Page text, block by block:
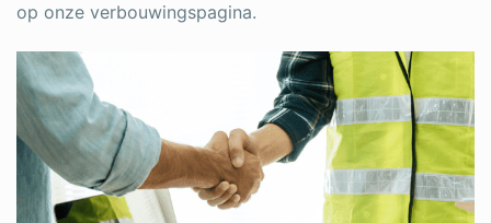
op onze verbouwingspagina.